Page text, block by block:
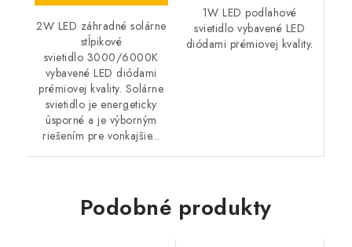
2W LED záhradné solárne
stĺpikové
svietidlo 3000/6000K
vybavené LED diódami
prémiovej kvality. Solárne
svietidlo je energeticky
úsporné a je výborným
riešením pre vonkajšie...
1W LED podlahové
svietidlo vybavené LED
diódami prémiovej kvality.
Podobné produkty